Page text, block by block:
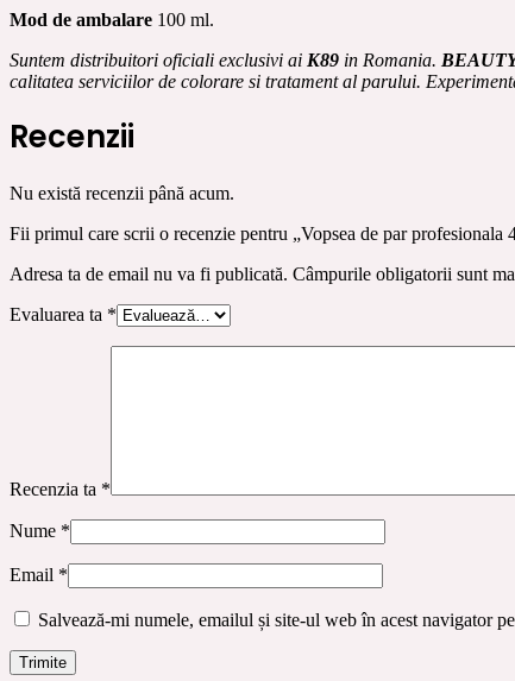
Mod de ambalare 100 ml.
Suntem distribuitori oficiali exclusivi ai K89 in Romania.
calitatea serviciilor de colorare si tratament al parului.
Recenzii
Nu există recenzii până acum.
Fii primul care scrii o recenzie pentru „Vopsea de par
Adresa ta de email nu va fi publicată. Câmpurile obligatorii sunt
Evaluarea ta *
Recenzia ta *
Nume *
Email *
Salvează-mi numele, emailul și site-ul web în acest navigator